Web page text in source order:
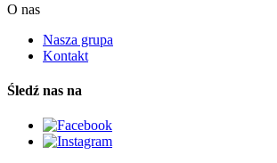
O nas
Nasza grupa
Kontakt
Śledź nas na